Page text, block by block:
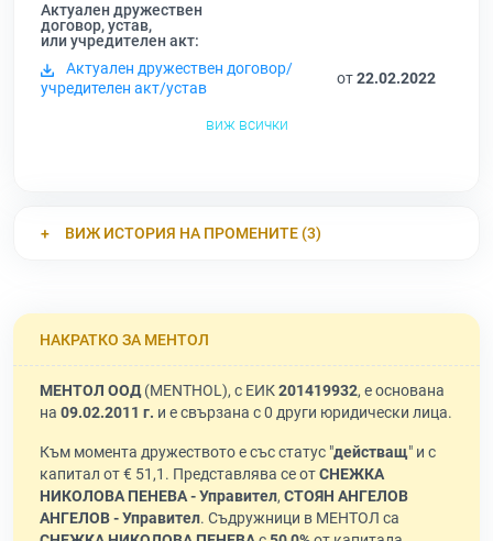
Актуален дружествен
договор, устав,
или учредителен акт:
Актуален дружествен договор/
учредителен акт/устав
от22.02.2022
виж всички
ВИЖ ИСТОРИЯ НА ПРОМЕНИТЕ (3)
НАКРАТКО ЗА МЕНТОЛ
МЕНТОЛ ООД(MENTHOL), с ЕИК201419932, е основана
на 09.02.2011 г. и е свързана с 0 други юридически лица.
Към момента дружеството е със статус "действащ" и с
капитал от € 51,1. Представлява се отСНЕЖКА
НИКОЛОВА ПЕНЕВА - Управител, СТОЯН АНГЕЛОВ
АНГЕЛОВ - Управител. Съдружници в МЕНТОЛ са